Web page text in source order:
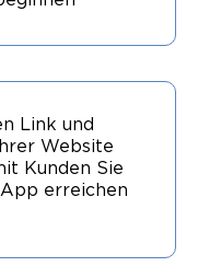
Link und
Website
Kunden Sie
erreichen